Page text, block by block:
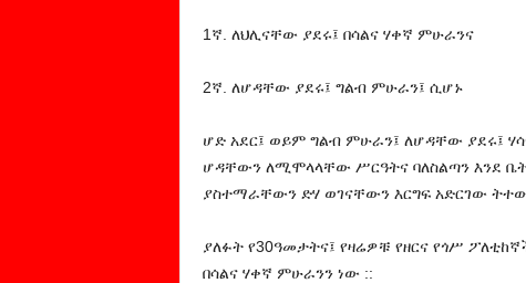
1ኛ. ለህሊናቸው ያደሩ፤ በሳልና ሃቀኛ ምሁራንና
2ኛ. ለሆዳቸው ያደሩ፤ ግልብ ምሁራን፤ ሲሆኑ
ሆድ አደር፤ ወይም ግልብ ምሁራን፤ ለሆዳቸው ያደሩ፤
ሆዳቸውን ለሚሞላላቸው ሥርዓትና ባለስልጣን እንደ
ያስተማራቸውን ድሃ ወገናቸውን እርግፍ አድርገው
ያለፉት የ30ዓመታትና፤ የዛሬዎቹ የዘርና የጎሥ
በሳልና ሃቀኛ ምሁራንን ነው ::